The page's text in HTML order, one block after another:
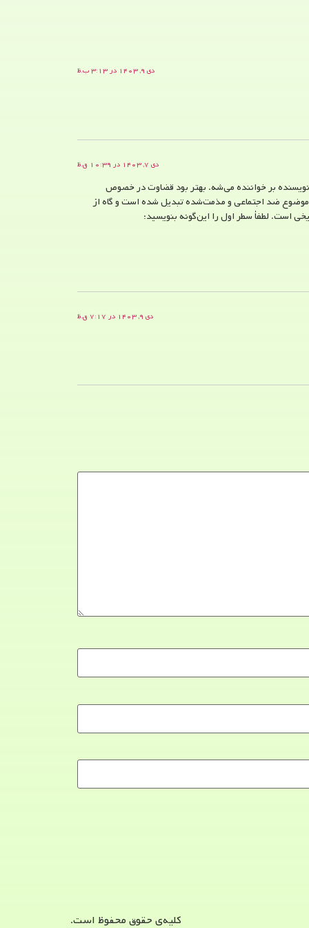
دی ۹, ۱۴۰۳ در ۳:۱۳ ب.ظ
دی ۷, ۱۴۰۳ در ۱۰:۳۹ ق.ظ
بر خواننده می‌شه. بهتر بود قضاوت در خصوص
موضوع ضد اجتماعی و مذمت‌شده تبدیل شده است و گاه از
است. لطفأ سطر اول را این‌گونه بنویسید:
دی ۹, ۱۴۰۳ در ۷:۱۷ ق.ظ
کلیه‌ی حقوق محفوظ است.